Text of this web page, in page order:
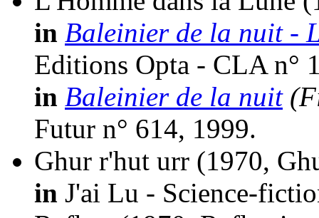
in Baleinier de la nuit -
Editions Opta - CLA n°
in Baleinier de la nuit
Futur n° 614, 1999.
Ghur r'hut urr (1970,
in J'ai Lu - Science-